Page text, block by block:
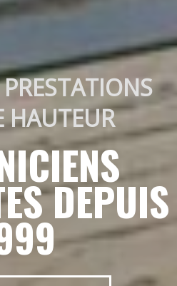
HAUTEUR
DEPUIS